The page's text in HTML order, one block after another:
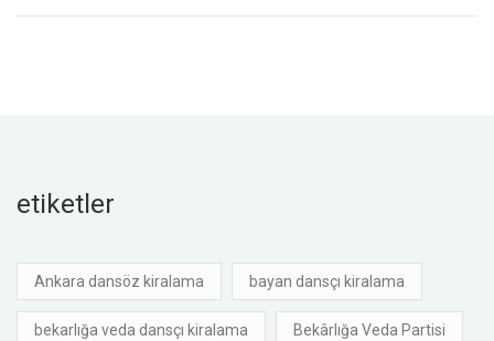
etiketler
Ankara dansöz kiralama bayan dansçı kiralama
bekarlığa veda dansçı kiralama Bekârlığa Veda Partisi